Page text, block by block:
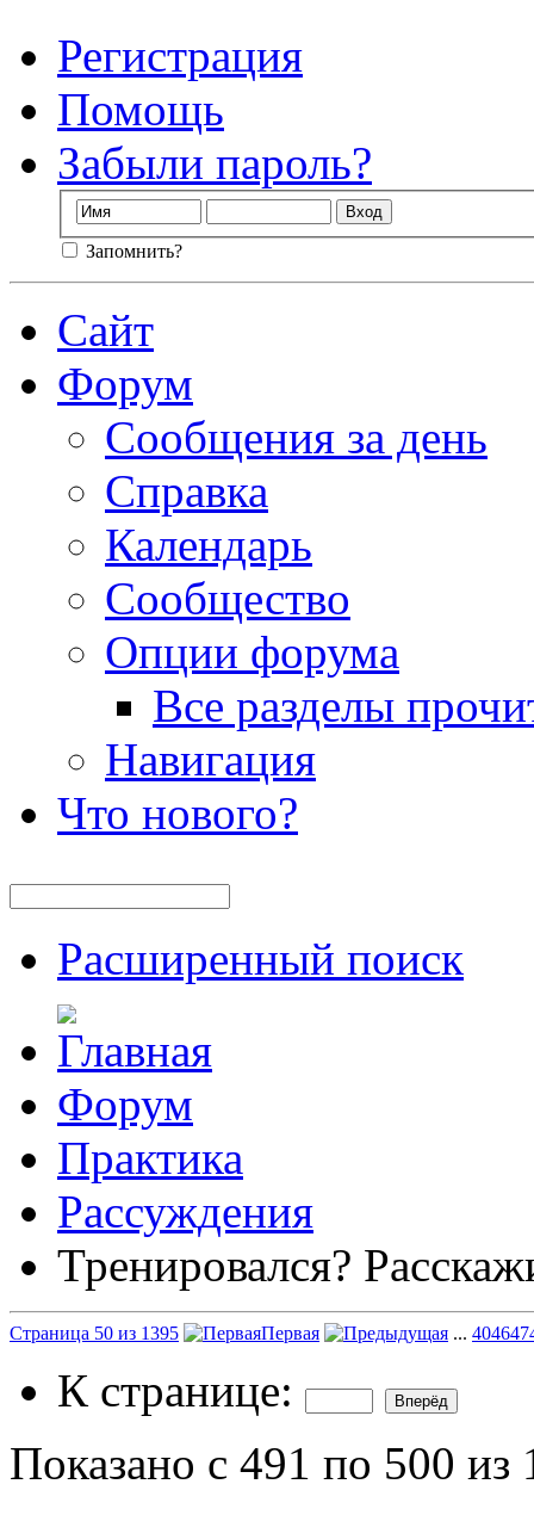
Регистрация
Помощь
Забыли пароль?
Запомнить?
Сайт
Форум
Сообщения за день
Справка
Календарь
Сообщество
Опции форума
Все разделы
Навигация
Что нового?
Расширенный поиск
Форум
Практика
Рассуждения
Тренировался?
Страница 50 из 1395 Первая ... 404647
К странице:
Показано с 491 по 500 из